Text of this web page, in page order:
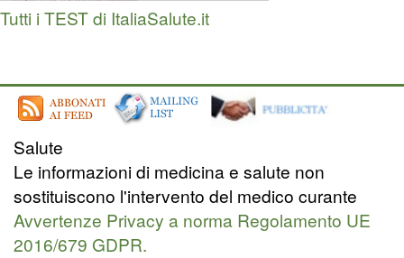
Tutti i TEST di ItaliaSalute.it
Salute
Le informazioni di medicina e salute non
sostituiscono l'intervento del medico curante
Avvertenze Privacy a norma Regolamento UE
2016/679 GDPR.